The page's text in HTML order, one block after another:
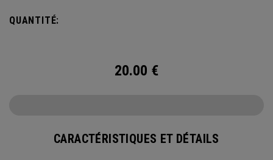
QUANTITÉ:
20.00 €
CARACTÉRISTIQUES ET DÉTAILS